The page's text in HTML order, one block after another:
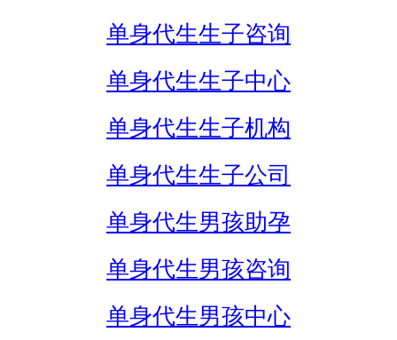
单身代生生子咨询
单身代生生子中心
单身代生生子机构
单身代生生子公司
单身代生男孩助孕
单身代生男孩咨询
单身代生男孩中心